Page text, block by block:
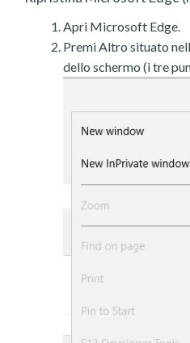
Apri Microsoft Edge.
Premi Altro situato
dello schermo (i tre